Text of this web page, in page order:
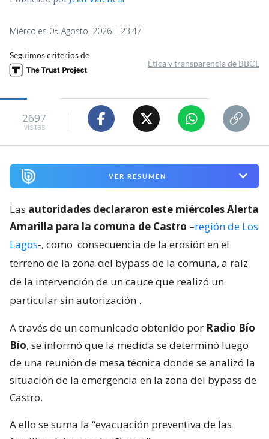
Miércoles 05 Agosto, 2026 | 23:47
Seguimos criterios de
Ética y transparencia de BBCL
2697
visitas
VER RESUMEN
Las autoridades declararon este miércoles Alerta
Amarilla para la comuna de Castro –región de Los
Lagos-, como consecuencia de la erosión en el
terreno de la zona del bypass de la comuna, a raíz
de la intervención de un cauce que realizó un
particular sin autorización .
A través de un comunicado obtenido por Radio Bío
Bío, se informó que la medida se determinó luego
de una reunión de mesa técnica donde se analizó la
situación de la emergencia en la zona del bypass de
Castro.
A ello se suma la “evacuación preventiva de las